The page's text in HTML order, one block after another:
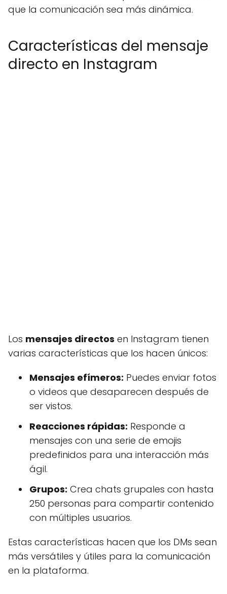
que la comunicación sea más dinámica.
Características del mensaje
directo en Instagram
Los mensajes directos en Instagram tienen
varias características que los hacen únicos:
Mensajes efímeros: Puedes enviar fotos
o videos que desaparecen después de
ser vistos.
Reacciones rápidas: Responde a
mensajes con una serie de emojis
predefinidos para una interacción más
ágil.
Grupos: Crea chats grupales con hasta
250 personas para compartir contenido
con múltiples usuarios.
Estas características hacen que los DMs sean
más versátiles y útiles para la comunicación
en la plataforma.